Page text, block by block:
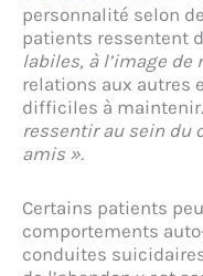
personnalité selon
patients ressentent
labiles, à l’image de
relations aux autres
difficiles à maintenir.
ressentir au sein du
amis ».
Certains patients
comportements
conduites